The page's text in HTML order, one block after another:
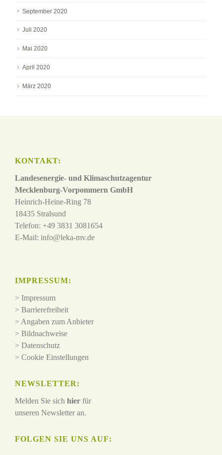
September 2020
Juli 2020
Mai 2020
April 2020
März 2020
KONTAKT:
Landesenergie- und Klimaschutzagentur
Mecklenburg-Vorpommern GmbH
Heinrich-Heine-Ring 78
18435 Stralsund
Telefon: +49 3831 3081654
E-Mail: info@leka-mv.de
IMPRESSUM:
> Impressum
> Barrierefreiheit
> Angaben zum Anbieter
> Bildnachweise
> Datenschutz
> Cookie Einstellungen
NEWSLETTER:
Melden Sie sich hier für
unseren Newsletter an.
FOLGEN SIE UNS AUF: